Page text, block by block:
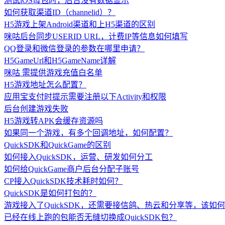
如何获取渠道ID（channelid）？
H5游戏上架Android渠道和上H5渠道的区别
咪咕后台同步USERID URL，计费IP等信息如何填写
QQ登录和微信登录的参数在哪里申请？
H5GameUrl和H5GameName详解
咪咕 需提供游戏充值白名单
H5游戏地址怎么配置？
应用宝支付时提示需要注册以下Activity和权限
后台创建游戏失败
H5游戏转APK会缓存资源吗
如果同一个游戏，有多个回调地址，如何配置？
QuickSDK和QuickGame的区别
如何接入QuickSDK，运营、研发如何分工
如何给QuickGame商户后台分配子账号
CP接入QuickSDK技术耗时如何？
QuickSDK是如何打包的？
游戏接入了QuickSDK，还需要接信鸽、热云和分享等，该如何
已经在线上跑的包能否无缝切换成QuickSDK包？